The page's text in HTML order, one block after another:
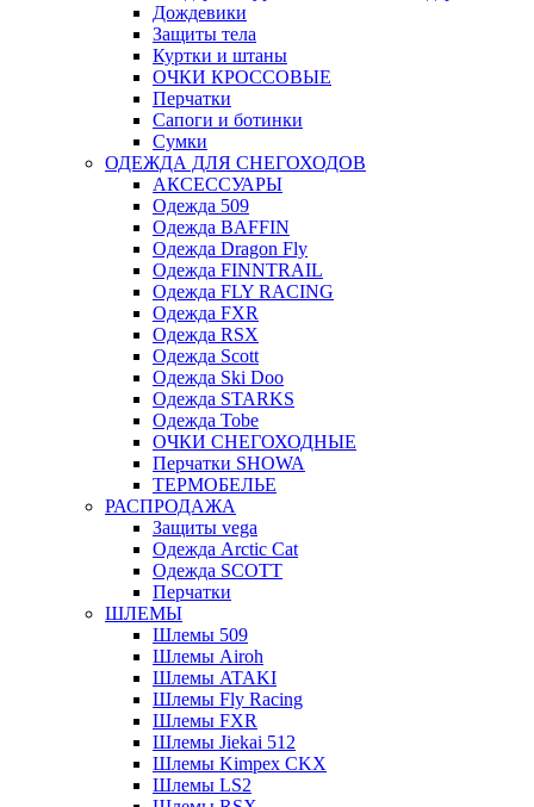
Дождевики
Защиты тела
Куртки и штаны
ОЧКИ КРОССОВЫЕ
Перчатки
Сапоги и ботинки
Сумки
ОДЕЖДА ДЛЯ СНЕГОХОДОВ
АКСЕССУАРЫ
Одежда 509
Одежда BAFFIN
Одежда Dragon Fly
Одежда FINNTRAIL
Одежда FLY RACING
Одежда FXR
Одежда RSX
Одежда Scott
Одежда Ski Doo
Одежда STARKS
Одежда Tobe
ОЧКИ СНЕГОХОДНЫЕ
Перчатки SHOWA
ТЕРМОБЕЛЬЕ
РАСПРОДАЖА
Защиты vega
Одежда Arctic Cat
Одежда SCOTT
Перчатки
ШЛЕМЫ
Шлемы 509
Шлемы Airoh
Шлемы ATAKI
Шлемы Fly Racing
Шлемы FXR
Шлемы Jiekai 512
Шлемы Kimpex CKX
Шлемы LS2